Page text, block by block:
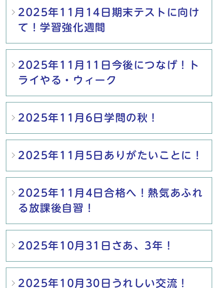
2025年11月14日期末テストに向け
て！学習強化週間
2025年11月11日今後につなげ！ト
ライやる・ウィーク
2025年11月6日学問の秋！
2025年11月5日ありがたいことに！
2025年11月4日合格へ！熱気あふれ
る放課後自習！
2025年10月31日さあ、3年！
2025年10月30日うれしい交流！